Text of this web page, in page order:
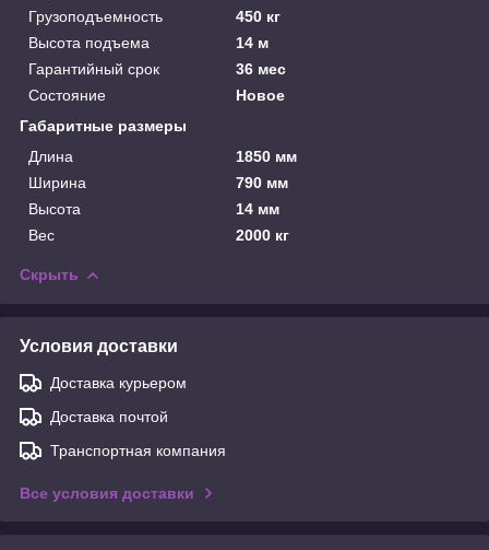
Грузоподъемность
450 кг
Высота подъема
14 м
Гарантийный срок
36 мес
Состояние
Новое
Габаритные размеры
Длина
1850 мм
Ширина
790 мм
Высота
14 мм
Вес
2000 кг
Скрыть
Условия доставки
Доставка курьером
Доставка почтой
Транспортная компания
Все условия доставки